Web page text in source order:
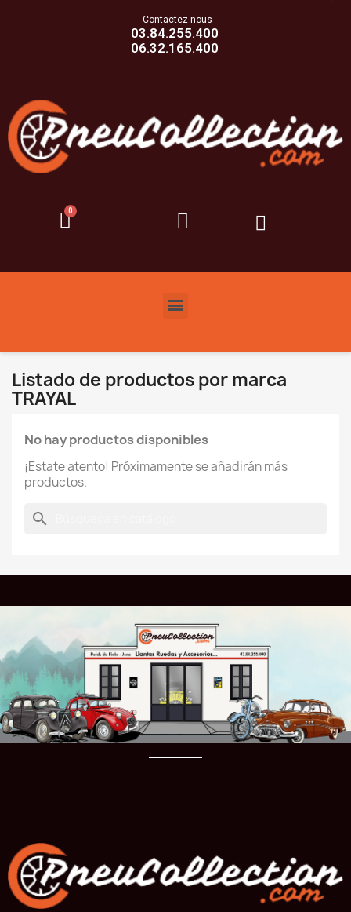
Contactez-nous
03.84.255.400
06.32.165.400
Listado de productos por marca
TRAYAL
No hay productos disponibles
¡Estate atento! Próximamente se añadirán más
productos.
search